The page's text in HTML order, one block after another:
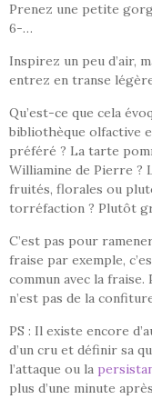
Prenez une petite
6-…
Inspirez un peu d’air,
entrez en transe
Qu’est-ce que cela
bibliothèque olfactive
préféré ? La tarte
Williamine de Pierre ?
fruités, florales ou
torréfaction ? Plutôt
C’est pas pour
fraise par exemple,
commun avec la fraise.
n’est pas de la
PS : Il existe encore
d’un cru et définir sa
l’attaque ou la
plus d’une minute